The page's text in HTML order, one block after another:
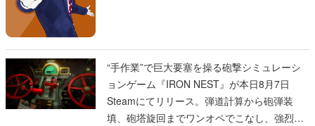
“手作業”で巨大要塞を操る砲撃シミュレーシ
ョンゲーム『IRON NEST』が本日8月7日
Steamにてリリース。弾道計算から砲弾装
填、砲塔旋回までワンオペでこなし、強烈な